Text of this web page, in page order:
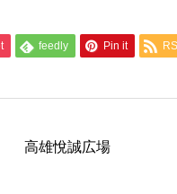
feedly Pin it
高雄悅誠広場